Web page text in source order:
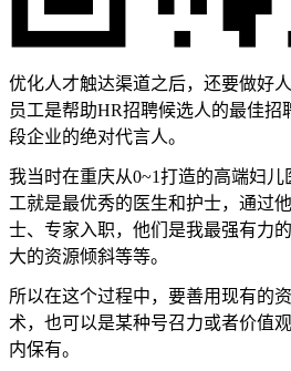
优化人才触达渠道之后，还要做好
员工是帮助HR招聘候选人的最佳招
段企业的绝对代言人。
我当时在重庆从0~1打造的高端妇
工就是最优秀的医生和护士，通过
士、专家入职，他们是我最强有力
大的资源倾斜等等。
所以在这个过程中，要善用现有的
术，也可以是某种号召力或者价值
内保有。